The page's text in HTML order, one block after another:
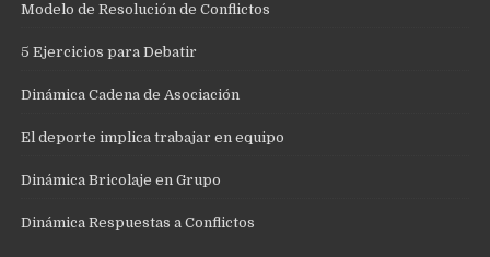
Modelo de Resolución de Conflictos
5 Ejercicios para Debatir
Dinámica Cadena de Asociación
El deporte implica trabajar en equipo
Dinámica Bricolaje en Grupo
Dinámica Respuestas a Conflictos